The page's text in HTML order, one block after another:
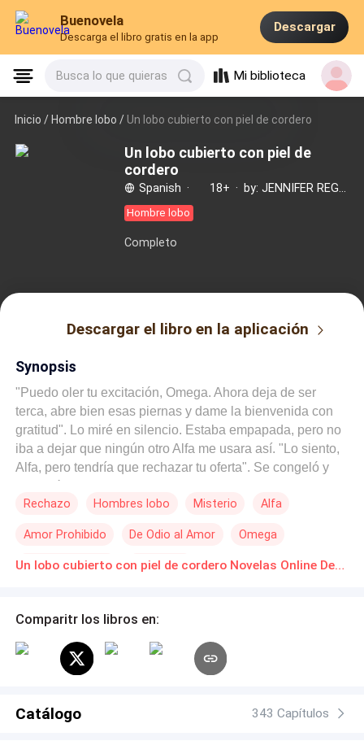
Buenovela
Descarga el libro gratis en la app
Descargar
Busca lo que quieras Mi biblioteca
Inicio /Hombre lobo / Un lobo cubierto con piel de cordero
Un lobo cubierto con piel de
cordero
Spanish · 18+ ·
Hombre lobo
Completo
Descargar el libro en la aplicación
Synopsis
"Puedo oler tu excitación, Omega. Ahora deja de ser
terca, abre bien esas piernas y dame la bienvenida con
gratitud". Lo miré en silencio. Estaba empapada, pero no
iba a dejar que ningún otro Alfa me usara así. "Lo siento,
Alfa, pero tendría que rechazar tu oferta". Se congeló y
Parecía más aturdido por el hecho de que no creía que
guerreros seleccionados son separados de la manada
Titán para someterse a un difícil entrenamiento hasta que
regresan, cuando se les permite tener relaciones
hasta que son bendecidos con parejas. Yo era una de las
esclavas que fueron arrastradas lejos de mi manada
lavar platos mientras permanecía invisible hasta que me
Rechazo Hombres lobo Misterio Alfa
Amor Prohibido De Odio al Amor Omega
Poder Femenino Esclavo/a Un lobo cubierto con piel de cordero Novelas Online Descarga gratuita de PDF
Comparitr los libros en:
Catálogo 343 Capítulos